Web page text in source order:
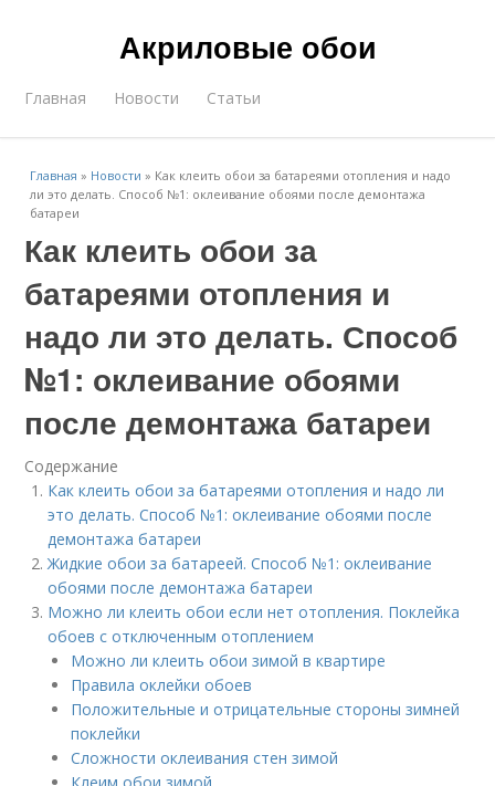
Акриловые обои
Главная Новости Статьи
Главная » Новости » Как клеить обои за батареями отопления и надо
ли это делать. Способ №1: оклеивание обоями после демонтажа
батареи
Как клеить обои за
батареями отопления и
надо ли это делать. Способ
№1: оклеивание обоями
после демонтажа батареи
Содержание
Как клеить обои за батареями отопления и надо ли
это делать. Способ №1: оклеивание обоями после
демонтажа батареи
Жидкие обои за батареей. Способ №1: оклеивание
обоями после демонтажа батареи
Можно ли клеить обои если нет отопления. Поклейка
обоев с отключенным отоплением
Можно ли клеить обои зимой в квартире
Правила оклейки обоев
Положительные и отрицательные стороны зимней
поклейки
Сложности оклеивания стен зимой